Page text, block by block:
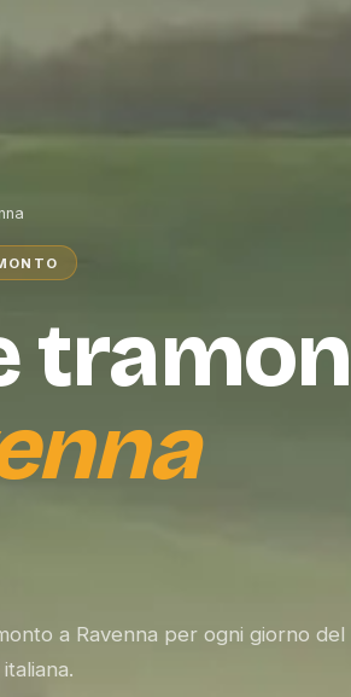
a Ravenna per ogni giorno del